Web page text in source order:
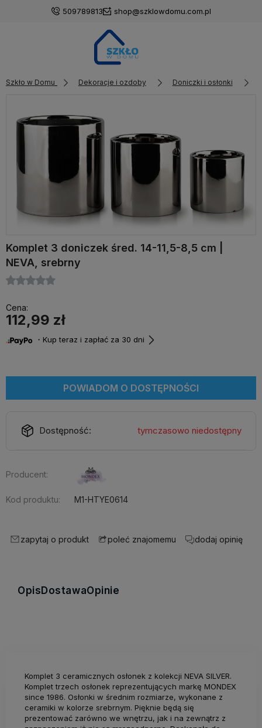
509789813 shop@szklowdomu.com.pl
Szkło w Domu Dekoracje i ozdoby Doniczki i osłonki
Komplet 3 doniczek śred. 14-11,5-8,5 cm |
NEVA, srebrny
Cena:
112,99 zł
・Kup teraz i zapłać za 30 dni
POWIADOM O DOSTĘPNOŚCI
Dostępność: tymczasowo niedostępny
Producent:
Kod produktu: M1-HTYE0614
zapytaj o produkt poleć znajomemu dodaj opinię
OpisDostawaOpinie
Komplet 3 ceramicznych osłonek z kolekcji NEVA SILVER.
Komplet trzech osłonek reprezentujących markę MONDEX
since 1986. Osłonki w średnim rozmiarze, wykonane z
ceramiki w kolorze srebrnym. Pięknie będą się
prezentować zarówno we wnętrzu, jak i na zewnątrz z